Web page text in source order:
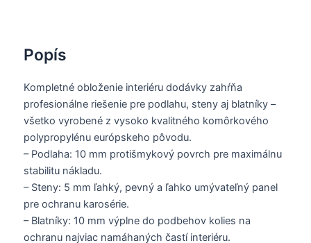
Popís
Kompletné obloženie interiéru dodávky zahŕňa
profesionálne riešenie pre podlahu, steny aj blatníky –
všetko vyrobené z vysoko kvalitného komôrkového
polypropylénu európskeho pôvodu.
– Podlaha: 10 mm protišmykový povrch pre maximálnu
stabilitu nákladu.
– Steny: 5 mm ľahký, pevný a ľahko umývateľný panel
pre ochranu karosérie.
– Blatníky: 10 mm výplne do podbehov kolies na
ochranu najviac namáhaných častí interiéru.